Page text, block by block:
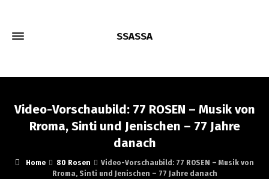
SSASSA
Video-Vorschaubild: 77 ROSEN – Musik von
Rroma, Sinti und Jenischen – 77 Jahre
danach
Home 80 Rosen
Video-Vorschaubild: 77 ROSEN – Musik von
Rroma, Sinti und Jenischen – 77 Jahre danach